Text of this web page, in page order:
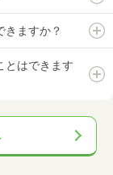
きますか？
とはできます